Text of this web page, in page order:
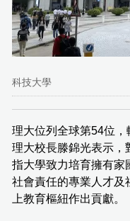
科技大學
理大位列全球第54位，
理大校長滕錦光表示，
指大學致力培育擁有家
社會責任的專業人才及
上教育樞紐作出貢獻。